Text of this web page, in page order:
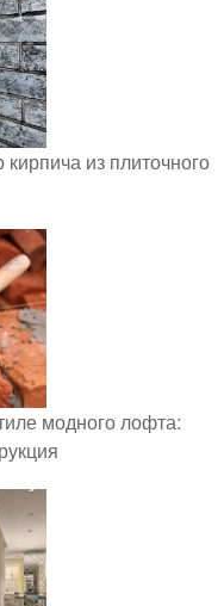
из плиточного
модного лофта: